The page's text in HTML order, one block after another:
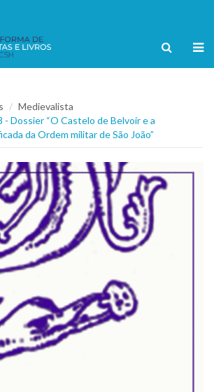
Medievalista
- Dossier “O Castelo de Belvoir e a
da Ordem militar de São João”